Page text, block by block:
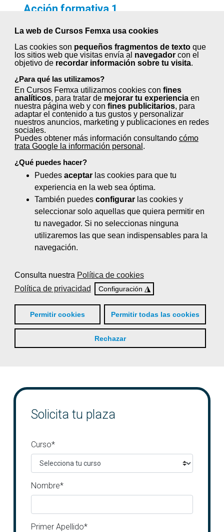
La web de Cursos Femxa usa cookies
Las cookies son pequeños fragmentos de textoque
los sitios web que visitas envía al navegadorcon el
objetivo de recordar información sobre tu visita.
¿Para qué las utilizamos?
En Cursos Femxa utilizamos cookies con fines
analíticos, para tratar de mejorar tu experienciaen
nuestra página web y con fines publicitarios, para
adaptar el contenido a tus gustos y personalizar
nuestros anuncios, marketing y publicaciones en redes
sociales.
Puedes obtener más información consultando cómo
trata Google la información personal .
¿Qué puedes hacer?
Puedes aceptarlas cookies para que tu
experiencia en la web sea óptima.
También puedes configurarlas cookies y
seleccionar solo aquellas que quiera permitir en
tu navegador. Si no seleccionas ninguna
utilizaremos las que sean indispensables para la
navegación.
Consulta nuestra Política de cookies
Política de privacidad
Configuración ◮
Permitir cookies Permitir todas las cookies
Rechazar
Acción formativa 1
XXXXXXXXXXXXXXXXXXXXXXXXXX
Acción formativa 2
Duración: XX horas
Curso vinculado a la Unidad de Competencia:
XXXXXXXXXXXXXXXXXXXXXXXXXX
Acción formativa 3
Duración: XX horas
Curso vinculado a la Unidad de Competencia:
XXXXXXXXXXXXXXXXXXXXXXXXXX
Acción formativa 4
Duración: XX horas
XXXXXXXXXXXXXXXXXXXXXXXXXX
Acción formativa 5
Duración: XX horas
Curso vinculado a la Unidad de Competencia:
XXXXXXXXXXXXXXXXXXXXXXXXXX
Solicita tu plaza
Curso*
Nombre*
Primer Apellido*